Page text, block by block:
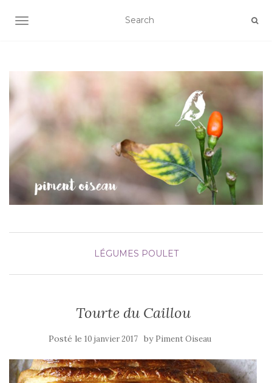
AFFICHER/MASQUER LA NAVIGATION
LÉGUMES POULET
Tourte du Caillou
Posté le 10 janvier 2017 by Piment Oiseau